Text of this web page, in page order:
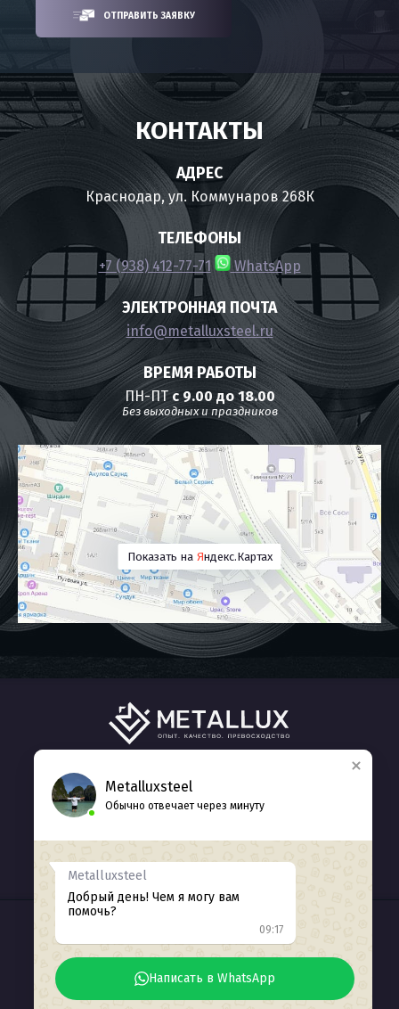
ОТПРАВИТЬ ЗАЯВКУ
КОНТАКТЫ
АДРЕС
Краснодар, ул. Коммунаров 268К
ТЕЛЕФОНЫ
+7 (938) 412-77-71 WhatsApp
ЭЛЕКТРОННАЯ ПОЧТА
info@metalluxsteel.ru
ВРЕМЯ РАБОТЫ
ПН-ПТс 9.00 до 18.00
Без выходных и праздников
Показать на Яндекс.Картах
ИНН 2311226371
© 2025Разработка сайта Seozhdanov
Metalluxsteel
Обычно отвечает через минуту
Metalluxsteel
Добрый день! Чем я могу вам
помочь?
09:17
Написать в WhatsApp